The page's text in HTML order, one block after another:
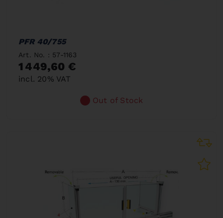
PFR 40/755
Art. No. : 57-1163
1 449,60 €
incl. 20% VAT
Out of Stock